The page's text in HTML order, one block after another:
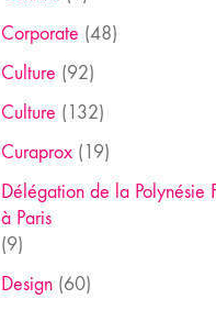
Corporate (48)
Culture (92)
Culture (132)
Curaprox(19)
Délégation de la Polynésie
à Paris
(9)
Design(60)